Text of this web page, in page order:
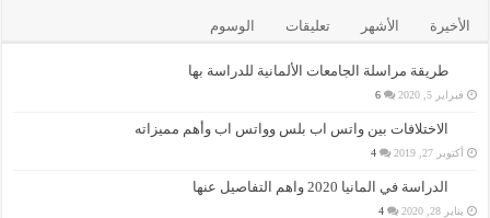
الأخيرة الأشهر تعليقات الوسوم
طريقة مراسلة الجامعات الألمانية للدراسة بها
فبراير 5, 2020 6
الاختلافات بين واتس اب بلس وواتس اب وأهم مميزاته
أكتوبر 27, 2019 4
الدراسة في المانيا 2020 واهم التفاصيل عنها
يناير 28, 2020 4